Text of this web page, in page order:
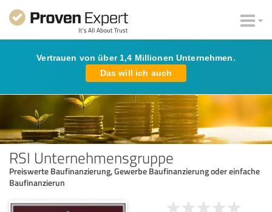
Vertrauen von über 1,4 Millionen Unternehmen.
Das will ich auch
RSI Unternehmensgruppe
Preiswerte Baufinanzierung, Gewerbe Baufinanzierung oder einfache
Baufinanzierun